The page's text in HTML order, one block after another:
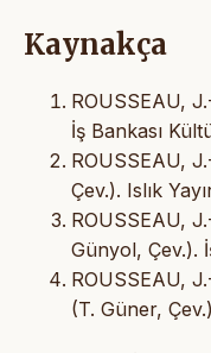
Kaynakça
ROUSSEAU,
İş Bankası
ROUSSEAU,
Çev.). Islık
ROUSSEAU,
Günyol, Çev.).
ROUSSEAU,
(T. Güner,